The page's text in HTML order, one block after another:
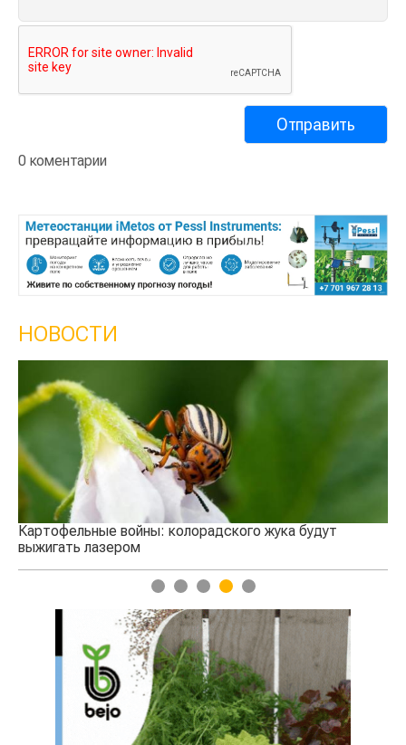
0 коментарии
НОВОСТИ
Картофельные войны: колорадского жука будут
выжигать лазером
1 2 3 4 5